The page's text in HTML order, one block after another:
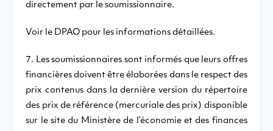
directement par le soumissionnaire.
Voir le DPAO pour les informations détaillées.
7. Les soumissionnaires sont informés que leurs offres
financières doivent être élaborées dans le respect des
prix contenus dans la dernière version du répertoire
des prix de référence (mercuriale des prix) disponible
sur le site du Ministère de l’économie et des finances